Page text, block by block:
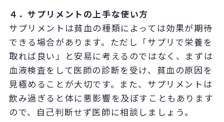
４．サプリメントの上手な使い方
サプリメントは貧血の種類によっては効果が期待
できる場合があります。ただし「サプリで栄養を
取れば良い」と安易に考えるのではなく、まずは
血液検査をして医師の診断を受け、貧血の原因を
見極めることが大切です。また、サプリメントは
飲み過ぎると体に悪影響を及ぼすこともあります
ので、自己判断せず医師に相談しましょう。